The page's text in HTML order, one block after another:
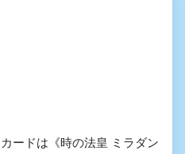
ードは《時の法皇 ミラダン